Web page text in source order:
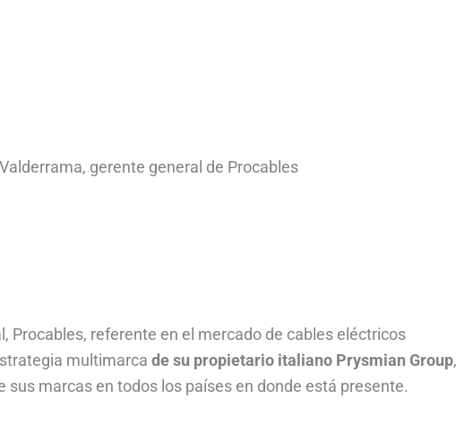
gerente general de Procables
Procables, referente en el mercado de cables eléctricos
multimarca de su propietario italiano Prysmian Group
marcas en todos los países en donde está presente.